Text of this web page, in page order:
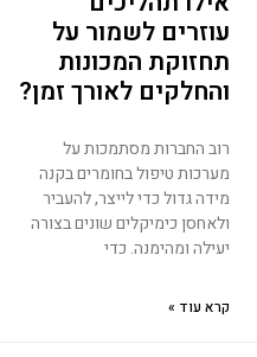
עוזרים לשמור על
תחזוקת המכונות
והחלקים לאורך זמן?
רוב החברות מסתמכות על
מערכות טיפול בחומרים בקנה
מידה גדול כדי לייצר, להעביר
ולאחסן כימיקלים שונים בצורה
יעילה ומהימנה. כדי
קרא עוד »